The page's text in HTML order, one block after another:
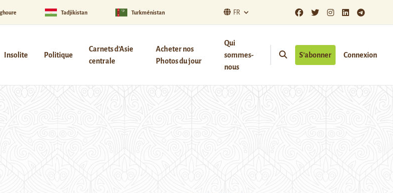
Tadjikistan Turkménistan FR
Insolite Politique
Carnets d’Asie
centrale
Acheter nos
Photos du jour
Qui
sommes-
nous
S’abonner Connexion